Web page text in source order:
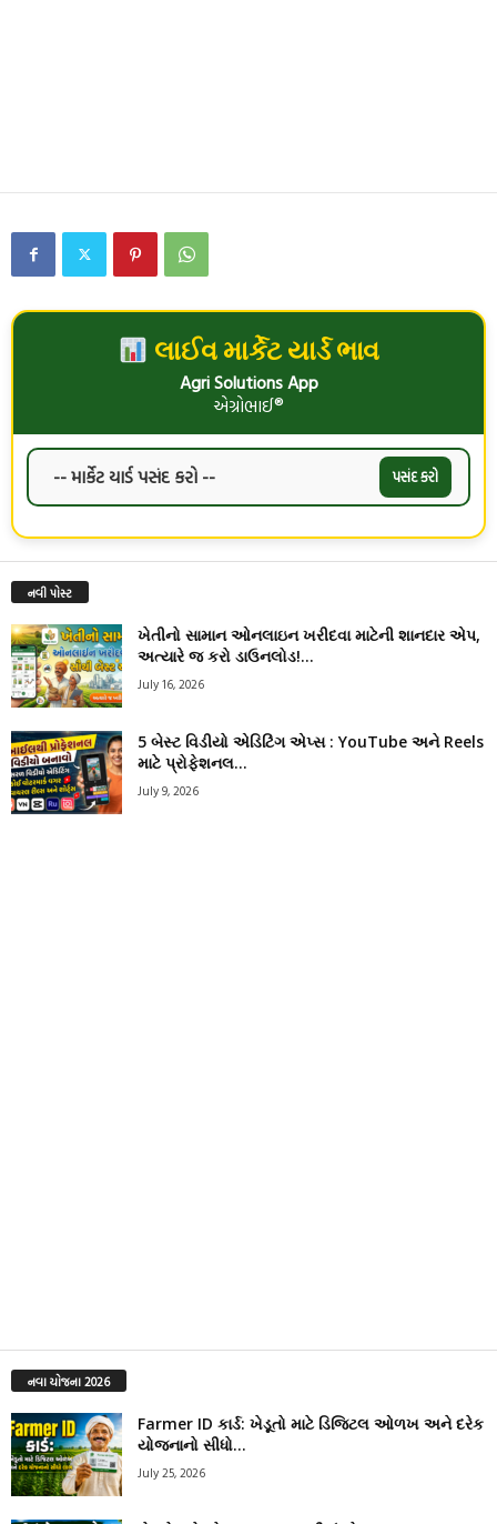
લાઈવ માર્કેટ યાર્ડ ભાવ
Agri Solutions App
એગ્રોભાઈ®
પસંદ કરો
નવી પોસ્ટ
ખેતીનો સામાન ઓનલાઇન ખરીદવા માટેની શાનદાર એપ,
અત્યારે જ કરો ડાઉનલોડ!...
July 16, 2026
5 બેસ્ટ વિડીયો એડિટિંગ એપ્સ : YouTube અને Reels
માટે પ્રોફેશનલ...
July 9, 2026
નવા યોજના 2026
Farmer ID કાર્ડ: ખેડૂતો માટે ડિજિટલ ઓળખ અને દરેક
યોજનાનો સીધો...
July 25, 2026